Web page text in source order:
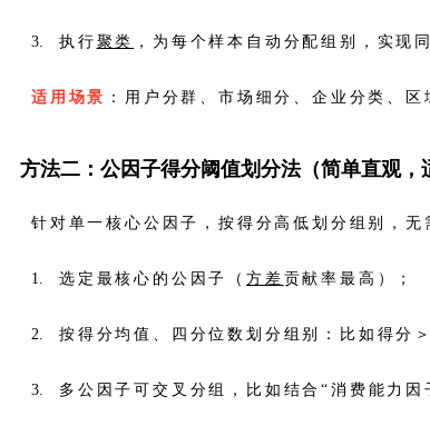
执行 聚类 ，为每个样本自动分配组别，实现
适用场景 ：用户分群、市场细分、企业分类、区
方法二：公因子得分阈值划分法（简单直观，
针对单一核心公因子，按得分高低划分组别，无
选定最核心的公因子（方差 贡献率最高）；
按得分均值、四分位数划分组别：比如得分
多公因子可交叉分组，比如结合“消费能力